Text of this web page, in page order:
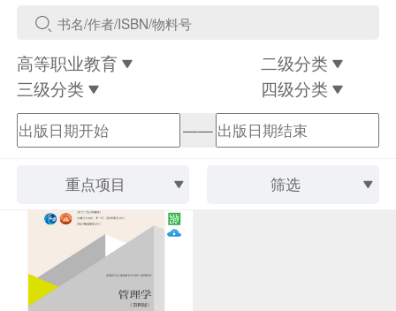
高等职业教育
二级分类
三级分类
四级分类
——
重点项目 筛选